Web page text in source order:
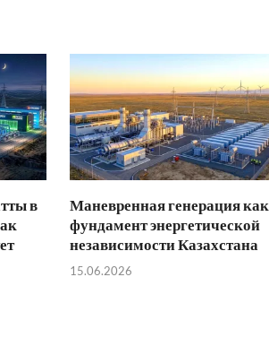
в
Маневренная генерация как
фундамент энергетической
независимости Казахстана
15.06.2026